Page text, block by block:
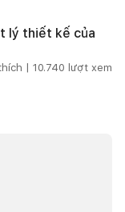
lý thiết kế của
| 10.740 lượt xem